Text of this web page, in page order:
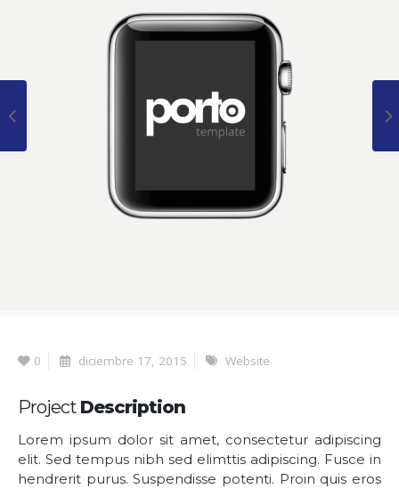
0 diciembre 17, 2015 Website
Project Description
Lorem ipsum dolor sit amet, consectetur adipiscing
elit. Sed tempus nibh sed elimttis adipiscing. Fusce in
hendrerit purus. Suspendisse potenti. Proin quis eros